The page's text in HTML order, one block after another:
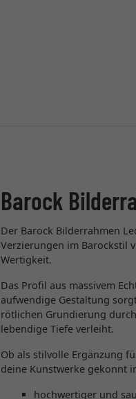
Barock
Der Barock Bilderrahmen
Verzierungen im Barockstil
Wertigkeit.
Das Profil aus massivem
aufwendige Gestaltung
rötlichen Grundierung
lebendige Tiefe verleiht.
Ob als stilvolle Ergänzung
deine Kunstwerke gekonnt
hochwertiger und